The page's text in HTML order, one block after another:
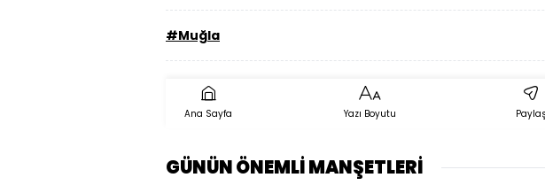
#Muğla
Ana Sayfa Yazı Boyutu Paylaş
GÜNÜN ÖNEMLİ MANŞETLERİ